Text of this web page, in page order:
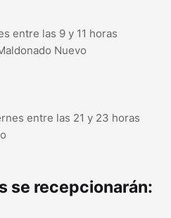
entre las 9 y 11 horas
Nuevo
entre las 21 y 23 horas
se recepcionarán: